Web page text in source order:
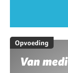
Opvoeding
Van